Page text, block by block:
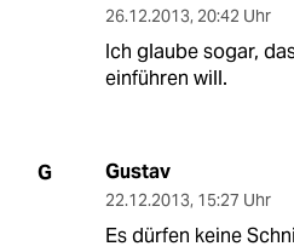
26.12.2013, 20:42 Uhr
Ich glaube sogar,
einführen will.
G Gustav
22.12.2013, 15:27 Uhr
Es dürfen keine